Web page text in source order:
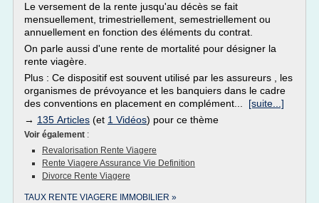
Le versement de la rente jusqu'au décès se fait
mensuellement, trimestriellement, semestriellement ou
annuellement en fonction des éléments du contrat.
On parle aussi d'une rente de mortalité pour désigner la
rente viagère.
Plus : Ce dispositif est souvent utilisé par les assureurs , les
organismes de prévoyance et les banquiers dans le cadre
des conventions en placement en complément... [suite...]
→ 135 Articles (et 1 Vidéos) pour ce thème
Voir également :
Revalorisation Rente Viagere
Rente Viagere Assurance Vie Definition
Divorce Rente Viagere
TAUX RENTE VIAGERE IMMOBILIER »